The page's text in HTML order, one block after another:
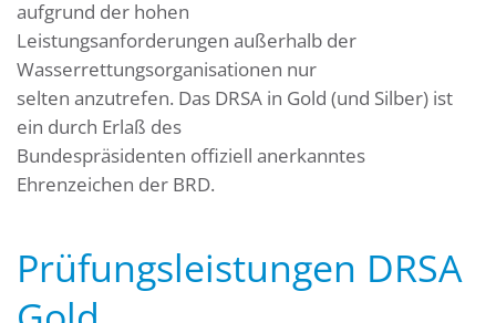
aufgrund der hohen
Leistungsanforderungen außerhalb der
Wasserrettungsorganisationen nur
selten anzutrefen. Das DRSA in Gold (und Silber) ist
ein durch Erlaß des
Bundespräsidenten offiziell anerkanntes
Ehrenzeichen der BRD.
Prüfungsleistungen DRSA